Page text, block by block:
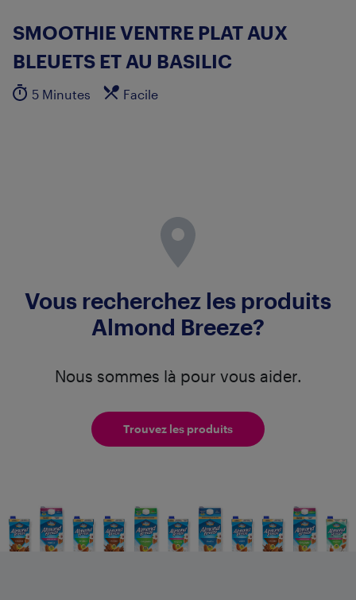
SMOOTHIE VENTRE PLAT AUX
BLEUETS ET AU BASILIC
5 Minutes Facile
Vous recherchez les produits
Almond Breeze?
Nous sommes là pour vous aider.
Trouvez les produits